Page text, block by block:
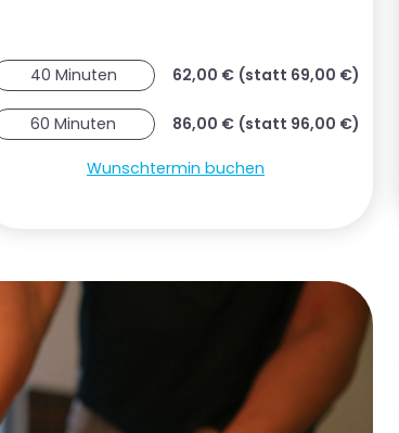
40 Minuten 62,00 € (statt 69,00 €)
60 Minuten 86,00 € (statt 96,00 €)
Wunschtermin buchen